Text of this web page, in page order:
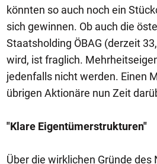
könnten so auch noch ein
sich gewinnen. Ob auch die
Staatsholding ÖBAG (derzeit
wird, ist fraglich.
jedenfalls nicht werden. Einen
übrigen Aktionäre nun Zeit
"Klare Eigentümerstrukturen"
Über die wirklichen Gründe